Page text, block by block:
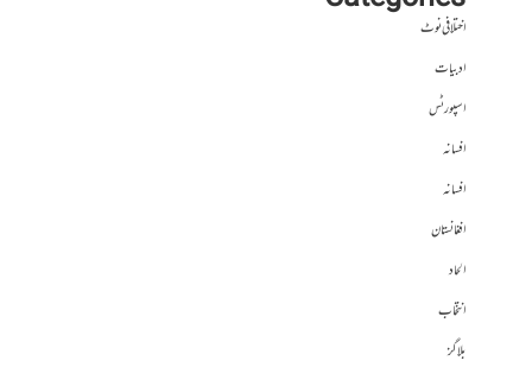
اختلافی نوٹ
ادبیات
اسپورٹس
افسانہ
افسانہ
افغانستان
الحاد
انتخاب
بلاگز